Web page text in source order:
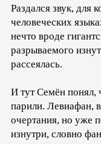
Раздался звук, для
человеческих
нечто вроде
разрываемого
рассеялась.
И тут Семён понял,
парили. Левиафан,
очертания, но уже
изнутри, словно